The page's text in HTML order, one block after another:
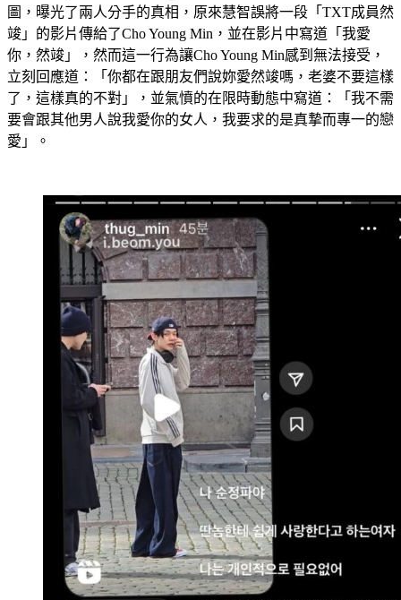
竣」的影片傳給了Cho Young Min，並在影片中寫道「我愛
你，然竣」，然而這一行為讓Cho Young Min感到無法接受，
立刻回應道：「你都在跟朋友們說妳愛然竣嗎，老婆不要這樣
了，這樣真的不對」，並氣憤的在限時動態中寫道：「我不需
要會跟其他男人說我愛你的女人，我要求的是真摯而專一的戀
愛」。